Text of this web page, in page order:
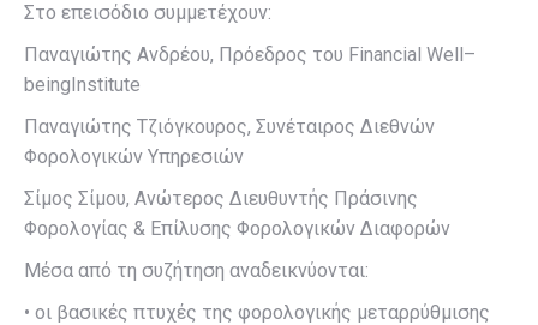
Στο επεισόδιο συμμετέχουν:
Παναγιώτης Ανδρέου, Πρόεδρος του Financial Well–
beingInstitute
Παναγιώτης Τζιόγκουρος, Συνέταιρος Διεθνών
Φορολογικών Υπηρεσιών
Σίμος Σίμου, Ανώτερος Διευθυντής Πράσινης
Φορολογίας & Επίλυσης Φορολογικών Διαφορών
Μέσα από τη συζήτηση αναδεικνύονται:
• οι βασικές πτυχές της φορολογικής μεταρρύθμισης